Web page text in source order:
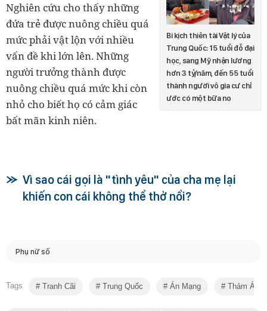
Bi kịch thiên tài Vật lý của
Trung Quốc: 15 tuổi đỗ đại
học, sang Mỹ nhận lương
hơn 3 tỷ/năm, đến 55 tuổi
thành người vô gia cư chỉ
ước có một bữa no
Nghiên cứu cho thấy những
đứa trẻ được nuông chiều quá
mức phải vật lộn với nhiều
vấn đề khi lớn lên. Những
người trưởng thành được
nuông chiều quá mức khi còn
nhỏ cho biết họ có cảm giác
bất mãn kinh niên.
Vì sao cái gọi là "tình yêu" của cha mẹ lại
khiến con cái không thể thở nổi?
Phụ nữ số
Tags Tranh Cãi Trung Quốc Án Mạng Thảm Án